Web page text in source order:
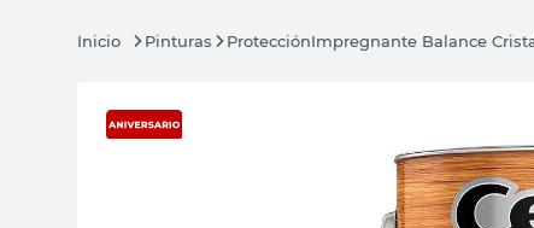
Pinturas ProtecciónImpregnante Balance